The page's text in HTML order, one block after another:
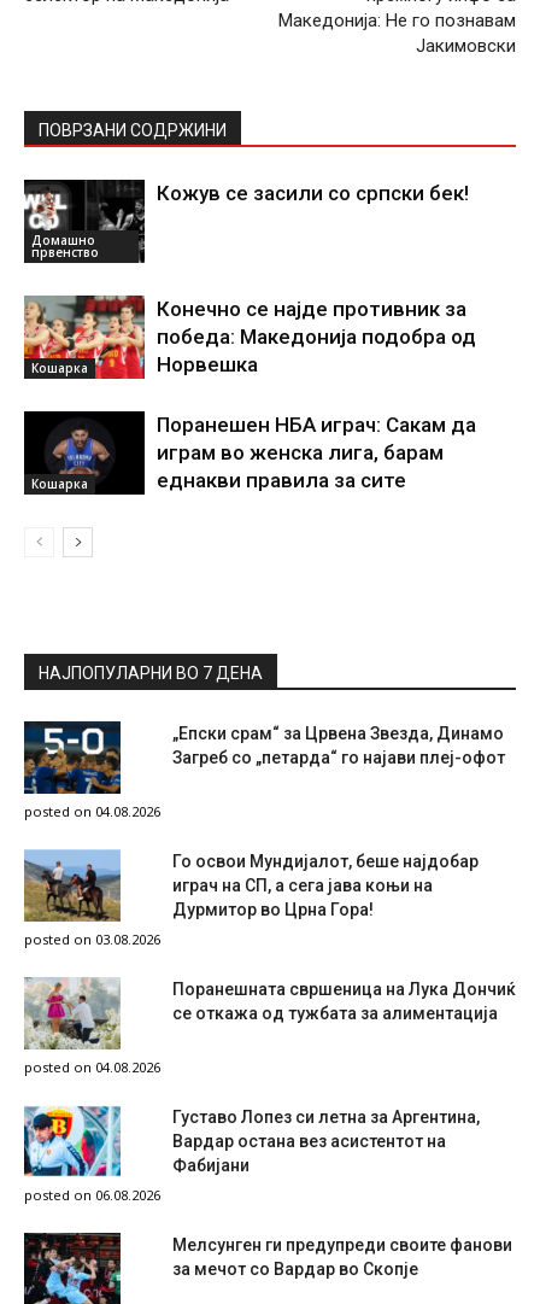
Македонија: Не го познавам
Јакимовски
ПОВРЗАНИ СОДРЖИНИ
Домашно
првенство
Кожув се засили со српски бек!
Кошарка
Конечно се најде противник за
победа: Македонија подобра од
Норвешка
Кошарка
Поранешен НБА играч: Сакам да
играм во женска лига, барам
еднакви правила за сите
НАЈПОПУЛАРНИ ВО 7 ДЕНА
„Епски срам“ за Црвена Звезда, Динамо
Загреб со „петарда“ го најави плеј-офот
posted on 04.08.2026
Го освои Мундијалот, беше најдобар
играч на СП, а сега јава коњи на
Дурмитор во Црна Гора!
posted on 03.08.2026
Поранешната свршеница на Лука Дончиќ
се откажа од тужбата за алиментација
posted on 04.08.2026
Густаво Лопез си летна за Аргентина,
Вардар остана вез асистентот на
Фабијани
posted on 06.08.2026
Мелсунген ги предупреди своите фанови
за мечот со Вардар во Скопје